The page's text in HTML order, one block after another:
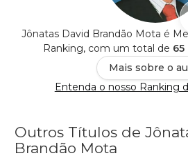
Jônatas David Brandão Mota é
Ranking, com um total de
Mais sobre o
Entenda o nosso Ranking
Outros Títulos de
Brandão Mota